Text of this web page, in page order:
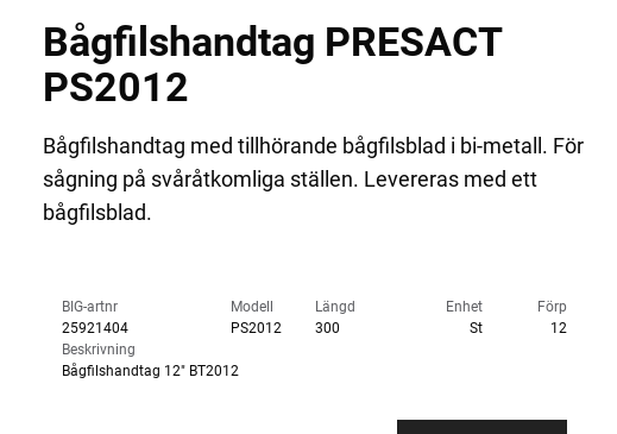
Bågfilshandtag PRESACT
PS2012
Bågfilshandtag med tillhörande bågfilsblad i bi-metall. För
sågning på svåråtkomliga ställen. Levereras med ett
bågfilsblad.
BIG-artnr
25921404
Modell
PS2012
Längd
300
Enhet
St
Förp
12
Beskrivning
Bågfilshandtag 12" BT2012